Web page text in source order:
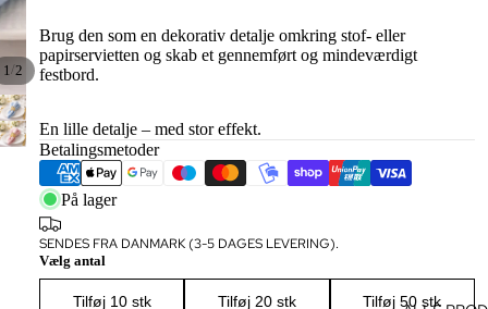
1/2
Brug den som en dekorativ detalje omkring stof- eller
papirservietten og skab et gennemført og mindeværdigt
festbord.
En lille detalje – med stor effekt.
Betalingsmetoder
På lager
SENDES FRA DANMARK (3-5 DAGES LEVERING).
Vælg antal
Tilføj 10 stk Tilføj 20 stk Tilføj 50 stk
Login påkrævet
Log ind på din konto for at tilføje produkter til din
ønskeliste og se dine tidligere gemte varer.